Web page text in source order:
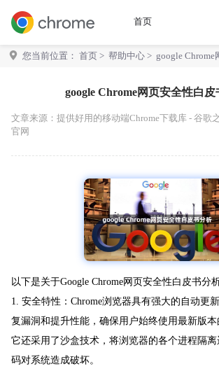
首页
您当前位置： 首页 > 帮助中心 > google Chrome网页安全性白皮书分
google Chrome网页安全性白皮
文章来源： 提供好用的移动端Chrome下载库 - 谷歌
官网
以下是关于Google Chrome网页安全性白皮书分
1. 安全特性：Chrome浏览器具有强大的自动更
复漏洞和提升性能，确保用户始终使用最新版本
它还采用了沙盒技术，将浏览器的各个进程隔
码对系统造成破坏。